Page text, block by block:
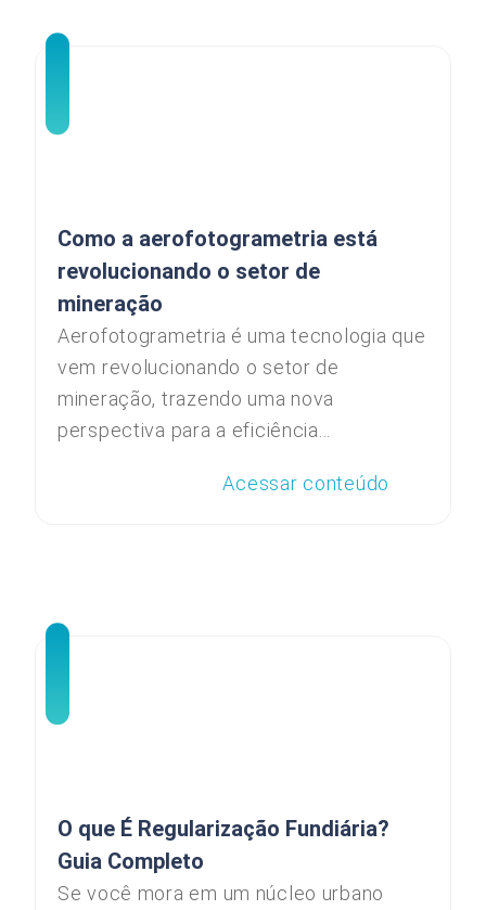
Como a aerofotogrametria está
revolucionando o setor de
mineração
Aerofotogrametria é uma tecnologia que
vem revolucionando o setor de
mineração, trazendo uma nova
perspectiva para a eficiência...
Acessar conteúdo
O que É Regularização Fundiária?
Guia Completo
Se você mora em um núcleo urbano